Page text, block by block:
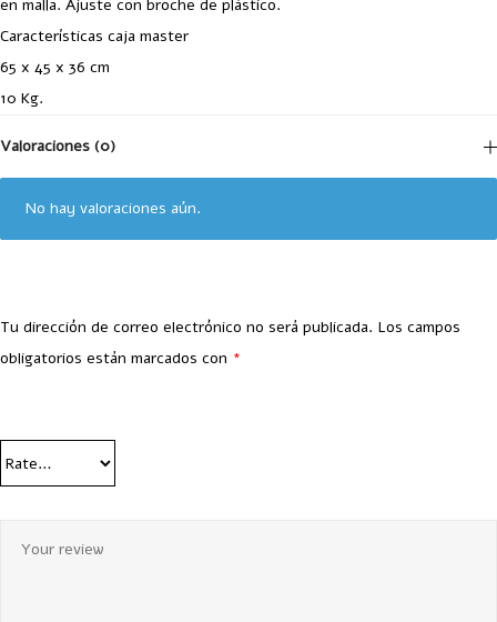
en malla. Ajuste con broche de plástico.
Características caja master
65 x 45 x 36 cm
10 Kg.
Valoraciones (0)
No hay valoraciones aún.
Tu dirección de correo electrónico no será publicada. Los campos
obligatorios están marcados con *